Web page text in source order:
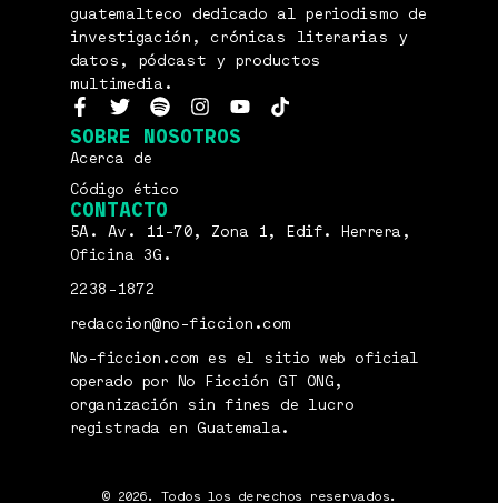
guatemalteco dedicado al periodismo de
investigación, crónicas literarias y
datos, pódcast y productos
multimedia.
SOBRE NOSOTROS
Acerca de
Código ético
CONTACTO
5A. Av. 11-70, Zona 1, Edif. Herrera,
Oficina 3G.
2238-1872
redaccion@no-ficcion.com
No-ficcion.com es el sitio web oficial
operado por No Ficción GT ONG,
organización sin fines de lucro
registrada en Guatemala.
© 2026. Todos los derechos reservados.